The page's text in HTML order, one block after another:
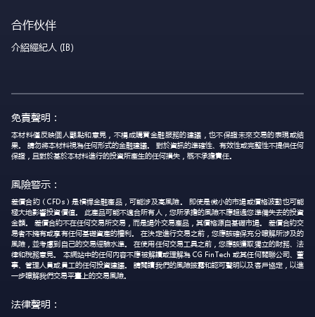
合作伙伴
介紹經紀人 (IB)
免責聲明：
本材料僅反映個人觀點和意見，不構成購買金融服務的建議，也不保證未來交易的表現或結
果。 請勿將本材料視為任何形式的金融建議。 對於資訊的準確性、有效性或完整性不提供任何
保證，且對於基於本材料進行的投資所產生的任何損失，概不承擔責任。
風險警示：
差價合約（CFDs）是槓桿金融產品，可能涉及高風險。 即使是微小的市場或價格波動也可能
極大地影響投資價值。 此產品可能不適合所有人，您所承擔的風險不應超過您準備失去的投資
金額。 差價合約不在任何交易所交易，而是場外交易產品，其價格源自基礎市場。 差價合約交
易者不擁有或享有任何基礎資產的權利。 在決定進行交易之前，您應該確保充分瞭解所涉及的
風險，並考慮到自己的交易經驗水準。 在使用任何交易工具之前，您應該獲取獨立的財務、法
律和稅務意見。 本網站中的任何內容不應被解讀或理解為 CG FinTech 或其任何關聯公司、董
事、管理人員或員工的任何投資建議。 請閱讀我們的風險披露和認可聲明以及客戶協定，以進
一步瞭解我們交易平臺上的交易風險。
法律聲明：